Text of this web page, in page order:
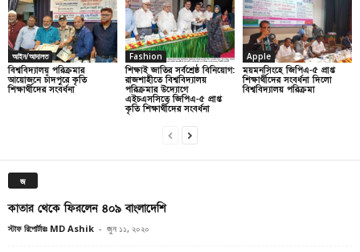
আইন/আদালত
বিশ্ববিদ্যালয় পরিক্রমার
আয়োজনে চাঁদপুরে কৃতি
শিক্ষার্থীদের সংবর্ধনা
Fashion
শিক্ষাই জাতির সর্বশ্রেষ্ঠ বিনিয়োগ:
রাজশাহীতে বিশ্ববিদ্যালয়
পরিক্রমার উদ্যোগে
এইচএসসিতে জিপিএ-৫ প্রাপ্ত
কৃতি শিক্ষার্থীদের সংবর্ধনা
Apple
ময়মনসিংহে জিপিএ-৫ প্রাপ্ত
শিক্ষার্থীদের সংবর্ধনা দিলো
বিশ্ববিদ্যালয় পরিক্রমা
জ
কাতার থেকে ফিরলেন ৪০৯ বাংলাদেশি
স্টাফ রিপোর্টারঃ MD Ashik - জুন ১১, ২০২০